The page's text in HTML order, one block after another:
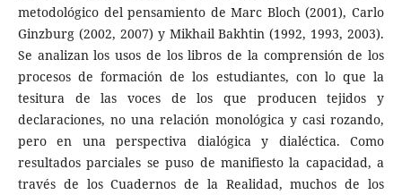
metodológico del pensamiento de Marc Bloch (2001), Carlo
Ginzburg (2002, 2007) y Mikhail Bakhtin (1992, 1993, 2003).
Se analizan los usos de los libros de la comprensión de los
procesos de formación de los estudiantes, con lo que la
tesitura de las voces de los que producen tejidos y
declaraciones, no una relación monológica y casi rozando,
pero en una perspectiva dialógica y dialéctica. Como
resultados parciales se puso de manifiesto la capacidad, a
través de los Cuadernos de la Realidad, muchos de los